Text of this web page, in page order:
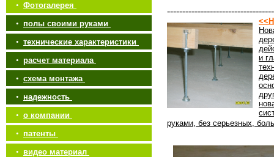
• Фотогалерея
• полы своими руками
• технические характеристики
• расчет материала
• схема монтажа
• надежность
• о компании
• патенты
• видео материал
и
руками, без серьезных,